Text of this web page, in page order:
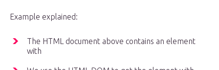
Example explained:
The HTML document above contains an element
with